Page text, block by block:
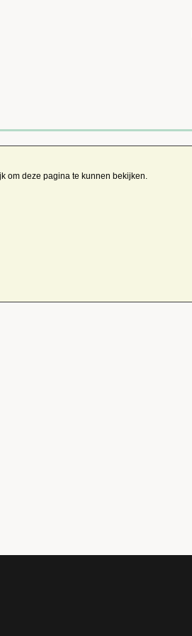
om deze pagina te kunnen bekijken.